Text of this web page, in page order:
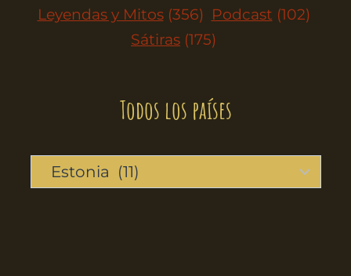
Leyendas y Mitos (356) Podcast (102)
Sátiras (175)
Todos los países